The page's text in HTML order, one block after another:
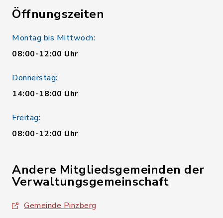
Öffnungszeiten
Montag bis Mittwoch:
08:00-12:00 Uhr
Donnerstag:
14:00-18:00 Uhr
Freitag:
08:00-12:00 Uhr
Andere Mitgliedsgemeinden der
Verwaltungsgemeinschaft
Gemeinde Pinzberg